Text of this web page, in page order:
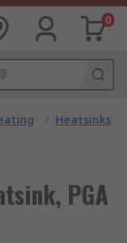
0
/ Heatsinks
PGA